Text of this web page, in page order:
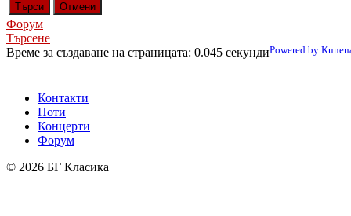
Форум
Търсене
Време за създаване на страницата: 0.045 секундиPowered by
Контакти
Ноти
Концерти
Форум
© 2026 БГ Класика